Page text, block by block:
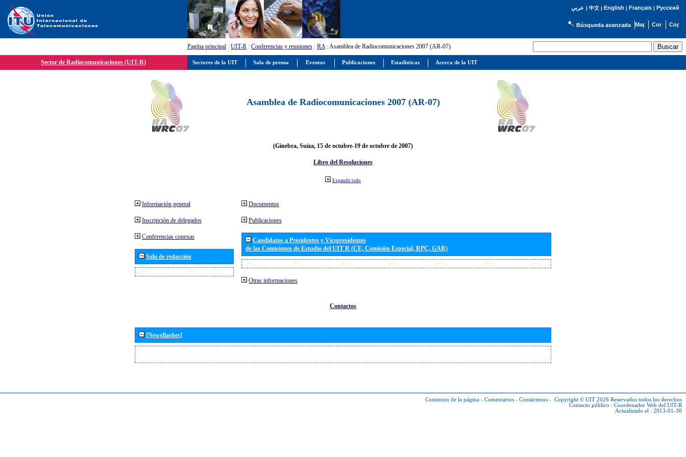
عربي | 中文| English | Français| Русский
Búsqueda avanzada
Pagína principal : UIT-R : Conferencias y reuniones : RA: Asamblea de Radiocomunicaciones 2007 (AR-07)
Sector de Radiocomunicaciones (UIT-R)
Asamblea de Radiocomunicaciones 2007 (AR-07)
(Ginebra, Suiza, 15 de octubre-19 de octubre de 2007)
Libro del Resoluciones
Expandir todo
Información general
Inscripción de delegados
Conferencias conexas
Sala de redacción
Documentos
Publicaciones
Candidatos a Presidentes y Vicepresidentes
de las Comisiones de Estudio del UIT R (CE, Comisión Especial, RPC, GAR)
Otras informaciones
Contactos
[Newsflashes]
Comienzo de la página - Comentarios - Contáctenos - Copyright © UIT 2026 Reservados todos los derechos
Contacto público : Coordenador Web del UIT-R
Actualizado el : 2013-01-30
Sectores de la UIT Sala de prensa Eventos Publicaciones Estadísticas Acerca de la UIT